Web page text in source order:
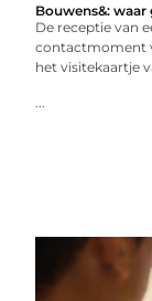
Bouwens&:
De receptie van
contactmoment
het visitekaartje
...